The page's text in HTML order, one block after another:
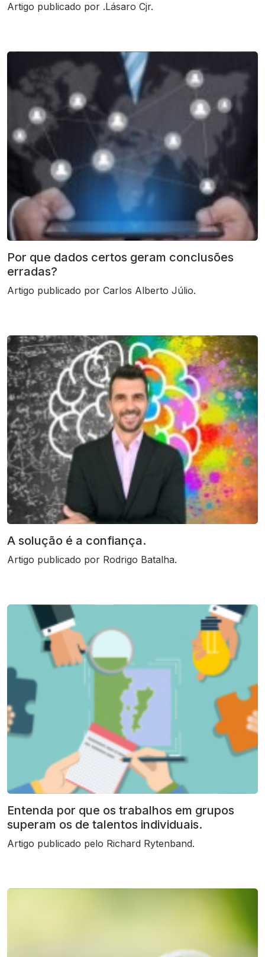
Artigo publicado por .Lásaro Cjr.
Por que dados certos geram conclusões
erradas?
Artigo publicado por Carlos Alberto Júlio.
A solução é a confiança.
Artigo publicado por Rodrigo Batalha.
Entenda por que os trabalhos em grupos
superam os de talentos individuais.
Artigo publicado pelo Richard Rytenband.